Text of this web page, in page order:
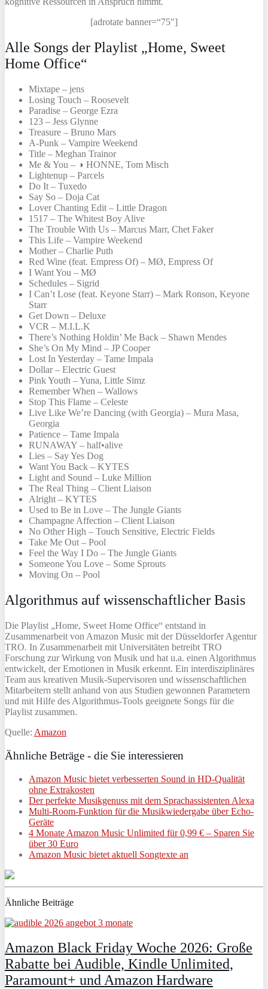
[adrotate banner=“75″]
Alle Songs der Playlist „Home, Sweet
Home Office“
Mixtape – jens
Losing Touch – Roosevelt
Paradise – George Ezra
123 – Jess Glynne
Treasure – Bruno Mars
A-Punk – Vampire Weekend
Title – Meghan Trainor
Me & You – ◑ HONNE, Tom Misch
Lightenup – Parcels
Do It – Tuxedo
Say So – Doja Cat
Lover Chanting Edit – Little Dragon
1517 – The Whitest Boy Alive
The Trouble With Us – Marcus Marr, Chet Faker
This Life – Vampire Weekend
Mother – Charlie Puth
Red Wine (feat. Empress Of) – MØ, Empress Of
I Want You – MØ
Schedules – Sigrid
I Can’t Lose (feat. Keyone Starr) – Mark Ronson, Keyone
Starr
Get Down – Deluxe
VCR – M.I.L.K
There’s Nothing Holdin’ Me Back – Shawn Mendes
She’s On My Mind – JP Cooper
Lost In Yesterday – Tame Impala
Dollar – Electric Guest
Pink Youth – Yuna, Little Simz
Remember When – Wallows
Stop This Flame – Celeste
Live Like We’re Dancing (with Georgia) – Mura Masa,
Georgia
Patience – Tame Impala
RUNAWAY – half•alive
Lies – Say Yes Dog
Want You Back – KYTES
Light and Sound – Luke Million
The Real Thing – Client Liaison
Alright – KYTES
Used to Be in Love – The Jungle Giants
Champagne Affection – Client Liaison
No Other High – Touch Sensitive, Electric Fields
Take Me Out – Pool
Feel the Way I Do – The Jungle Giants
Someone You Love – Some Sprouts
Moving On – Pool
Algorithmus auf wissenschaftlicher Basis
Die Playlist „Home, Sweet Home Office“ entstand in
Zusammenarbeit von Amazon Music mit der Düsseldorfer Agentur
TRO. In Zusammenarbeit mit Universitäten betreibt TRO
Forschung zur Wirkung von Musik und hat u.a. einen Algorithmus
entwickelt, der Emotionen in Musik erkennt. Ein interdisziplinäres
Team aus kreativen Musik-Supervisoren und wissenschaftlichen
Mitarbeitern stellt anhand von aus Studien gewonnen Parametern
und mit Hilfe des Algorithmus-Tools geeignete Songs für die
Playlist zusammen.
Quelle: Amazon
Ähnliche Beträge - die Sie interessieren
Amazon Music bietet verbesserten Sound in HD-Qualität
ohne Extrakosten
Der perfekte Musikgenuss mit dem Sprachassistenten Alexa
Multi-Room-Funktion für die Musikwiedergabe über Echo-
Geräte
4 Monate Amazon Music Unlimited für 0,99 € – Sparen Sie
über 30 Euro
Amazon Music bietet aktuell Songtexte an
Ähnliche Beiträge
Amazon Black Friday Woche 2026: Große
Rabatte bei Audible, Kindle Unlimited,
Paramount+ und Amazon Hardware